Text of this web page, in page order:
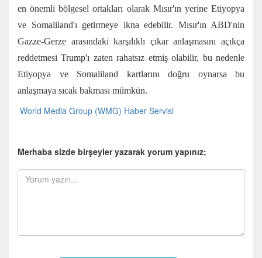
en önemli bölgesel ortakları olarak Mısır'ın yerine Etiyopya
ve Somaliland'ı getirmeye ikna edebilir. Mısır'ın ABD'nin
Gazze-Gerze arasındaki karşılıklı çıkar anlaşmasını açıkça
reddetmesi Trump'ı zaten rahatsız etmiş olabilir, bu nedenle
Etiyopya ve Somaliland kartlarını doğru oynarsa bu
anlaşmaya sıcak bakması mümkün.
World Media Group (WMG) Haber Servisi
Merhaba sizde birşeyler yazarak yorum yapınız;